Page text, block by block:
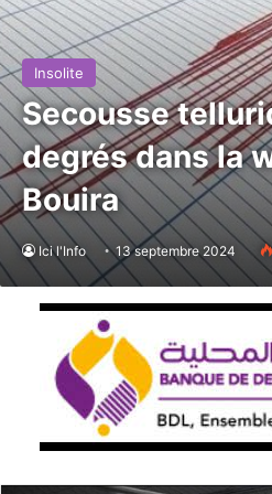
Insolite
Secousse
degrés dans la
Bouira
Ici l'Info 13 septembre 2024